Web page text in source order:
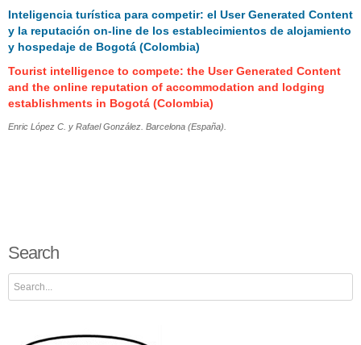
Inteligencia turística para competir: el User Generated Content
y la reputación on-line de los establecimientos de alojamiento
y hospedaje de Bogotá (Colombia)
Tourist intelligence to compete: the User Generated Content
and the online reputation of accommodation and lodging
establishments in Bogotá (Colombia)
Enric López C. y Rafael González. Barcelona (España).
Search
Search